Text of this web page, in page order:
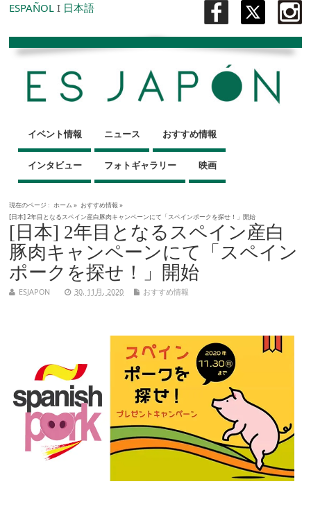
ESPAÑOL I 日本語
イベント情報 ニュース おすすめ情報
インタビュー フォトギャラリー 映画
現在のページ : ホーム » おすすめ情報 »
[日本] 2年目となるスペイン産白豚肉キャンペーンにて「スペインポークを探せ！」開始
[日本] 2年目となるスペイン産白
豚肉キャンペーンにて「スペイン
ポークを探せ！」開始
ESJAPON 30, 11月, 2020 おすすめ情報